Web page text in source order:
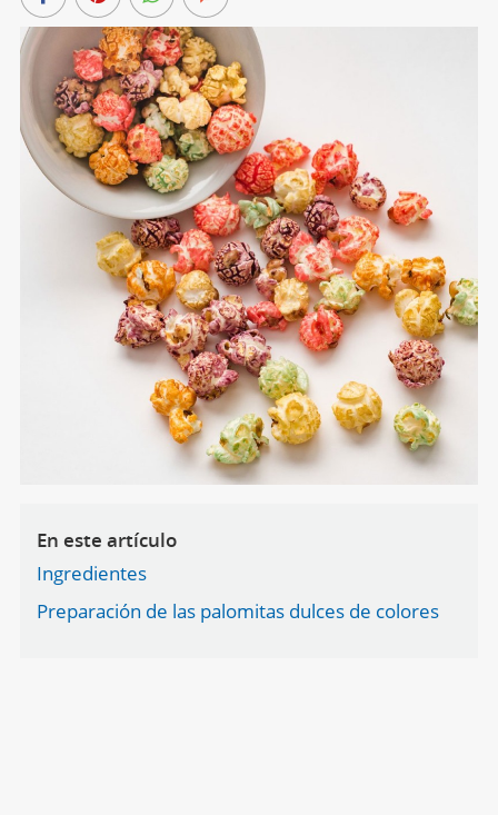
En este artículo
Ingredientes
Preparación de las palomitas dulces de colores